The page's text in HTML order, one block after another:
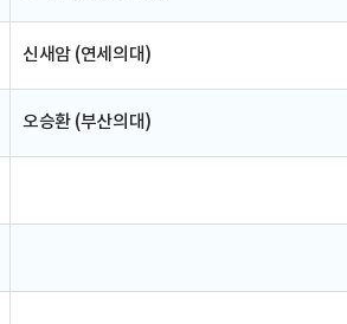
신새암 (연세의대)
오승환 (부산의대)